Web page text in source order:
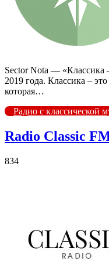
Sector Nota —
2019 года. Классика –
которая…
Радио с классической
Radio Classic
834